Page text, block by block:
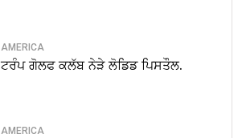
AMERICA
ਟਰੰਪ ਗੋਲਫ ਕਲੱਬ ਨੇੜੇ ਲੋਡਿਡ ਪਿਸਤੌਲ.
AMERICA